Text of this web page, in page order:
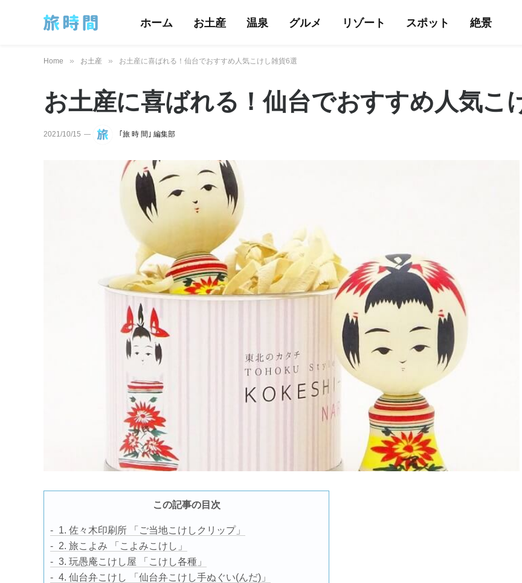
ホーム お土産 温泉 グルメ リゾート スポット 絶景
Home » お土産 » お土産に喜ばれる！仙台でおすすめ人気こけし雑貨6選
お土産に喜ばれる！仙台でおすすめ人気こ
2021/10/15 ｢旅 時 間｣ 編集部
この記事の目次
1. 佐々木印刷所 「ご当地こけしクリップ」
2. 旅こよみ 「こよみこけし」
3. 玩愚庵こけし屋 「こけし各種」
4. 仙台弁こけし 「仙台弁こけし手ぬぐい(んだ)」